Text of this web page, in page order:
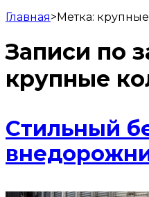
Главная>Метка:
Записи по
крупные
Стильный